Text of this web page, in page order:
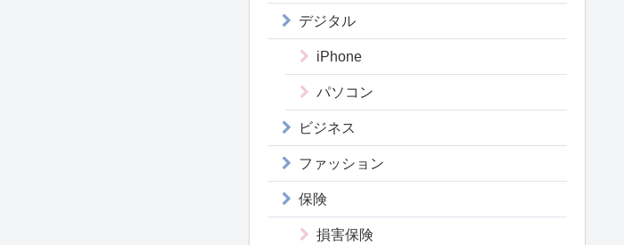
デジタル
iPhone
パソコン
ビジネス
ファッション
保険
損害保険